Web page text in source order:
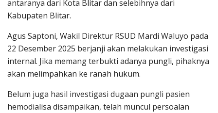
antaranya dari Kota Blitar dan selebihnya dari
Kabupaten Blitar.
Agus Saptoni, Wakil Direktur RSUD Mardi Waluyo pada
22 Desember 2025 berjanji akan melakukan investigasi
internal. Jika memang terbukti adanya pungli, pihaknya
akan melimpahkan ke ranah hukum.
Belum juga hasil investigasi dugaan pungli pasien
hemodialisa disampaikan, telah muncul persoalan